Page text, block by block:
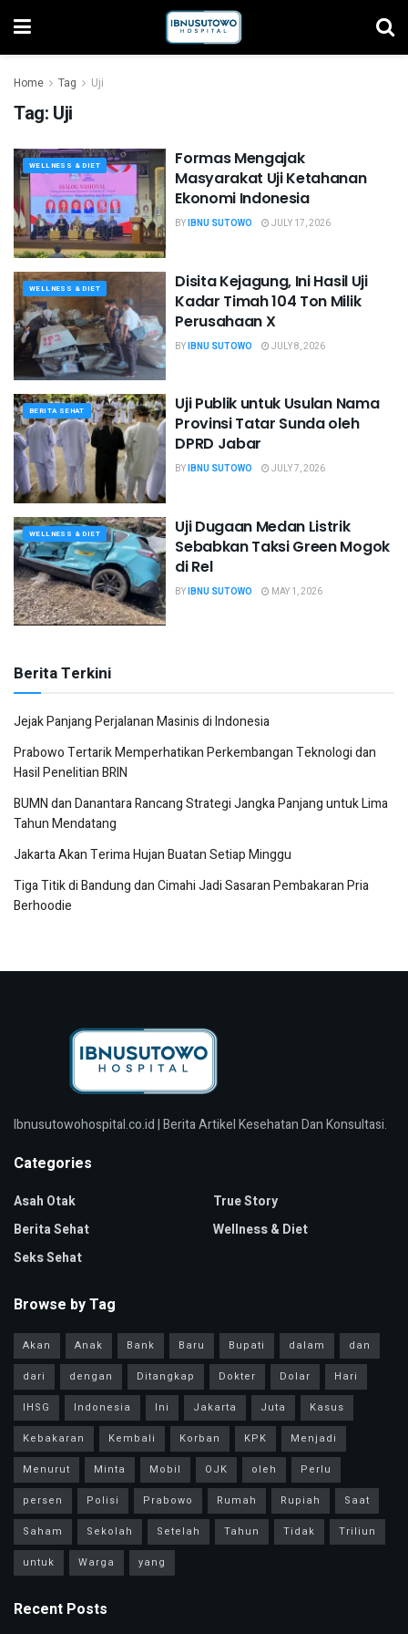
Home Tag Uji
Tag: Uji
WELLNESS & DIET
Formas Mengajak
Masyarakat Uji Ketahanan
Ekonomi Indonesia
BYIBNU SUTOWO JULY 17, 2026
WELLNESS & DIET
Disita Kejagung, Ini Hasil Uji
Kadar Timah 104 Ton Milik
Perusahaan X
BYIBNU SUTOWO JULY 8, 2026
BERITA SEHAT
Uji Publik untuk Usulan Nama
Provinsi Tatar Sunda oleh
DPRD Jabar
BYIBNU SUTOWO JULY 7, 2026
WELLNESS & DIET
Uji Dugaan Medan Listrik
Sebabkan Taksi Green Mogok
di Rel
BYIBNU SUTOWO MAY 1, 2026
Berita Terkini
Jejak Panjang Perjalanan Masinis di Indonesia
Prabowo Tertarik Memperhatikan Perkembangan Teknologi dan
Hasil Penelitian BRIN
BUMN dan Danantara Rancang Strategi Jangka Panjang untuk Lima
Tahun Mendatang
Jakarta Akan Terima Hujan Buatan Setiap Minggu
Tiga Titik di Bandung dan Cimahi Jadi Sasaran Pembakaran Pria
Berhoodie
Ibnusutowohospital.co.id | Berita Artikel Kesehatan Dan Konsultasi.
Categories
Asah Otak
Berita Sehat
Seks Sehat
True Story
Wellness & Diet
Browse by Tag
Akan Anak Bank Baru Bupati dalam
dan
dari
dengan Ditangkap Dokter Dolar
Hari
IHSG
Indonesia Ini Jakarta Juta
Kasus
Kebakaran
Kembali Korban KPK
Menjadi
Menurut
Minta Mobil OJK oleh
Perlu
persen
Polisi Prabowo Rumah Rupiah
Saat
Saham
Sekolah Setelah Tahun Tidak
Triliun
untuk
Warga yang
Recent Posts